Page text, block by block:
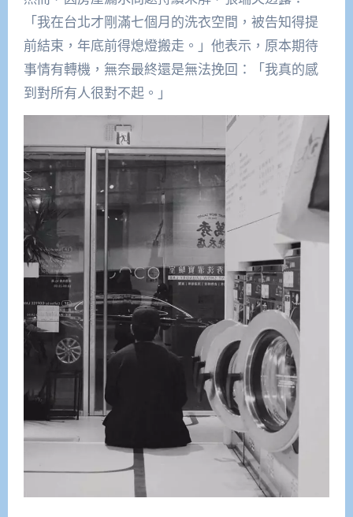
「我在台北才剛滿七個月的洗衣空間，被告知得提
前結束，年底前得熄燈搬走。」他表示，原本期待
事情有轉機，無奈最終還是無法挽回：「我真的感
到對所有人很對不起。」